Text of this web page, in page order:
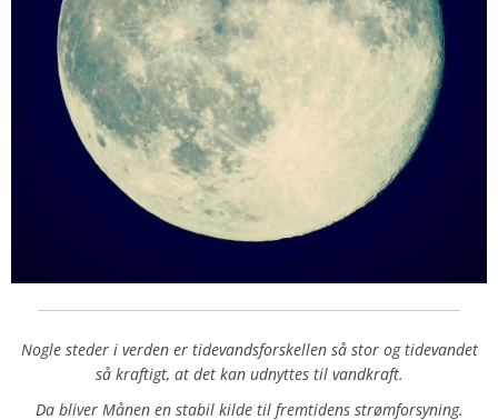
Nogle steder i verden er tidevandsforskellen så stor og tidevandet
så kraftigt, at det kan udnyttes til vandkraft.
Da bliver Månen en stabil kilde til fremtidens strømforsyning.